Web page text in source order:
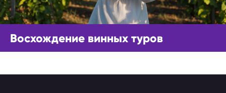
Восхождение винных туров